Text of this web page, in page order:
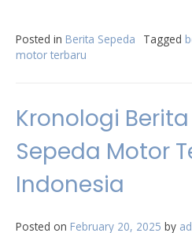
Posted in Berita Sepeda Tagged
motor terbaru
Kronologi
Sepeda Motor
Indonesia
Posted on February 20, 2025 by